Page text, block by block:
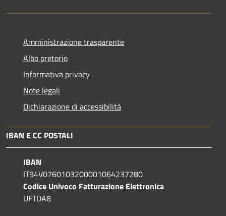
Amministrazione trasparente
Albo pretorio
Informativa privacy
Note legali
Dichiarazione di accessibilità
IBAN E CC POSTALI
IBAN
IT94V0760103200001064237280
Codice Univoco Fatturazione Elettronica
UFTDA8